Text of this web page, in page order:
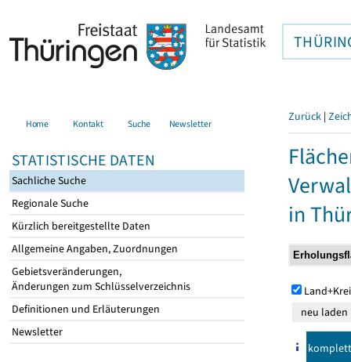
Home Kontakt Suche Newsletter
STATISTISCHE DATEN
Sachliche Suche
Regionale Suche
Kürzlich bereitgestellte Daten
Allgemeine Angaben, Zuordnungen
Gebietsveränderungen,
Änderungen zum Schlüsselverzeichnis
Definitionen und Erläuterungen
Newsletter
Zurück |
in
komplett